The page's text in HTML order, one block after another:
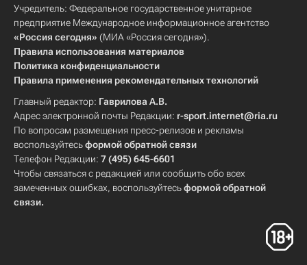
Учредитель: Федеральное государственное унитарное
предприятие Международное информационное агентство
«Россия сегодня» (МИА «Россия сегодня»).
Правила использования материалов
Политика конфиденциальности
Правила применения рекомендательных технологий
Главный редактор: Гаврилова А.В.
Адрес электронной почты Редакции: r-sport.internet@ria.ru
По вопросам размещения пресс-релизов и рекламы
воспользуйтесьформой обратной связи
Телефон Редакции: 7 (495) 645-6601
Чтобы связаться с редакцией или сообщить обо всех
замеченных ошибках, воспользуйтесьформой обратной
связи.